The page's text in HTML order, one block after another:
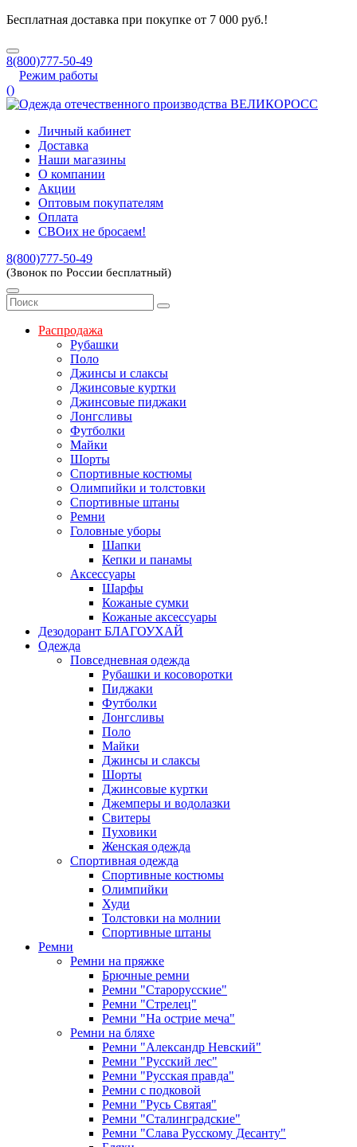
Бесплатная доставка при покупке от 7 000 руб.!
8(800)777-50-49
Режим работы
()
Личный кабинет
Доставка
Наши магазины
О компании
Акции
Оптовым покупателям
Оплата
СВОих не бросаем!
8(800)777-50-49
(Звонок по России бесплатный)
Распродажа
Рубашки
Поло
Джинсы и слаксы
Джинсовые куртки
Джинсовые пиджаки
Лонгсливы
Футболки
Майки
Шорты
Спортивные костюмы
Олимпийки и толстовки
Спортивные штаны
Ремни
Головные уборы
Шапки
Кепки и панамы
Аксессуары
Шарфы
Кожаные сумки
Кожаные аксессуары
Дезодорант БЛАГОУХАЙ
Одежда
Повседневная одежда
Рубашки и косоворотки
Пиджаки
Футболки
Лонгсливы
Поло
Майки
Джинсы и слаксы
Шорты
Джинсовые куртки
Джемперы и водолазки
Свитеры
Пуховики
Женская одежда
Спортивная одежда
Спортивные костюмы
Олимпийки
Худи
Толстовки на молнии
Спортивные штаны
Ремни
Ремни на пряжке
Брючные ремни
Ремни "Старорусские"
Ремни "Стрелец"
Ремни "На острие меча"
Ремни на бляхе
Ремни "Александр Невский"
Ремни "Русский лес"
Ремни "Русская правда"
Ремни с подковой
Ремни "Русь Святая"
Ремни "Сталинградские"
Ремни "Слава Русскому Десанту"